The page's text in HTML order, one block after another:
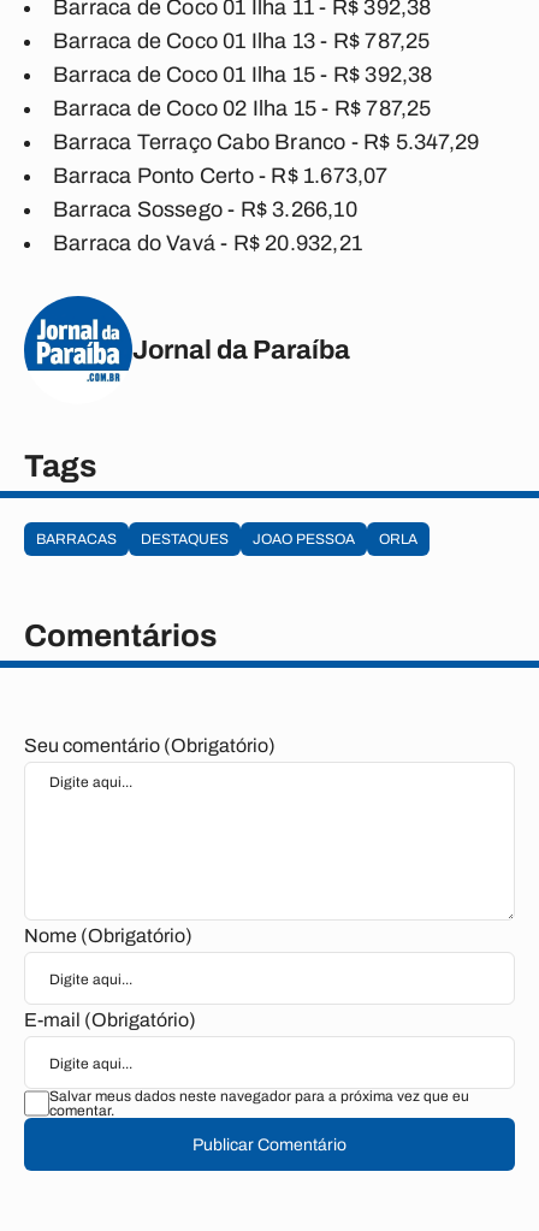
Barraca de Coco 01 Ilha 11 - R$ 392,38
Barraca de Coco 01 Ilha 13 - R$ 787,25
Barraca de Coco 01 Ilha 15 - R$ 392,38
Barraca de Coco 02 Ilha 15 - R$ 787,25
Barraca Terraço Cabo Branco - R$ 5.347,29
Barraca Ponto Certo - R$ 1.673,07
Barraca Sossego - R$ 3.266,10
Barraca do Vavá - R$ 20.932,21
Jornal da Paraíba
Tags
BARRACAS DESTAQUES JOAO PESSOA ORLA
Comentários
Seu comentário (Obrigatório)
Nome (Obrigatório)
E-mail (Obrigatório)
Salvar meus dados neste navegador para a próxima vez que eu
comentar.
Publicar Comentário